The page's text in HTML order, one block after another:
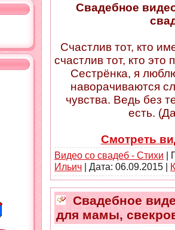
Свадебное
Счастлив тот, кто
счастлив тот, кто
Сестрёнка, я
наворачиваются
чувства. Ведь без
есть.
Смотреть
Видео со свадеб - Стихи |
Ильич | Дата: 06.09.2015 |
Свадебное
для мамы,